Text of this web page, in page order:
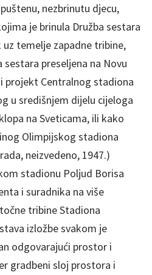
nezbrinutu djecu,
je brinula Družba sestara
temelje zapadne tribine,
sestara preseljena na Novu
projekt Centralnog stadiona
u središnjem dijelu cijeloga
na Sveticama, ili kako
Olimpijskog stadiona
neizvedeno, 1947.)
stadionu Poljud Borisa
i suradnika na više
tribine Stadiona
izložbe svakom je
odgovarajući prostor i
gradbeni sloj prostora i